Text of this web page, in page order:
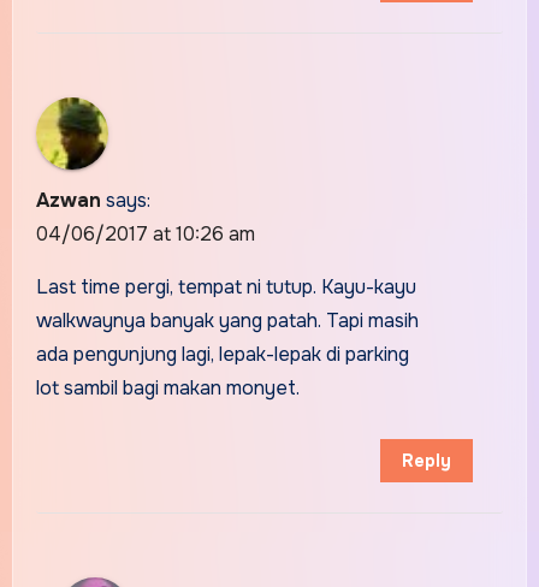
Azwan says:
04/06/2017 at 10:26 am
Last time pergi, tempat ni tutup. Kayu-kayu
walkwaynya banyak yang patah. Tapi masih
ada pengunjung lagi, lepak-lepak di parking
lot sambil bagi makan monyet.
Reply